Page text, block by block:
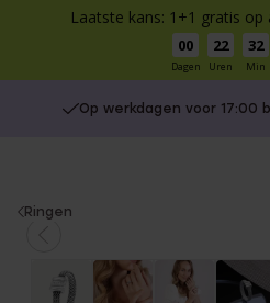
Laatste kans: 1+1 gratis op
00
Dagen
22
Uren
32
Min
Op werkdagen voor 17:00
You
Ringen